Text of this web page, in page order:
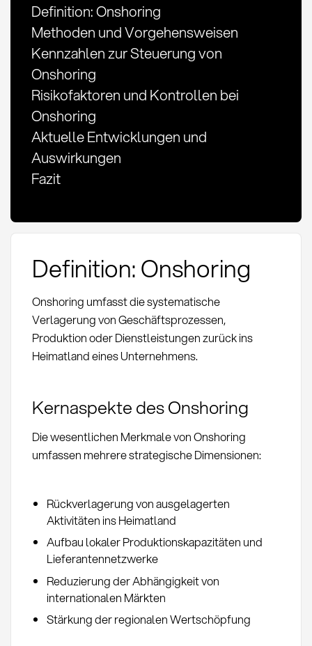
Definition: Onshoring
Methoden und Vorgehensweisen
Kennzahlen zur Steuerung von
Onshoring
Risikofaktoren und Kontrollen bei
Onshoring
Aktuelle Entwicklungen und
Auswirkungen
Fazit
Definition: Onshoring
Onshoring umfasst die systematische
Verlagerung von Geschäftsprozessen,
Produktion oder Dienstleistungen zurück ins
Heimatland eines Unternehmens.
Kernaspekte des Onshoring
Die wesentlichen Merkmale von Onshoring
umfassen mehrere strategische Dimensionen:
Rückverlagerung von ausgelagerten
Aktivitäten ins Heimatland
Aufbau lokaler Produktionskapazitäten und
Lieferantennetzwerke
Reduzierung der Abhängigkeit von
internationalen Märkten
Stärkung der regionalen Wertschöpfung